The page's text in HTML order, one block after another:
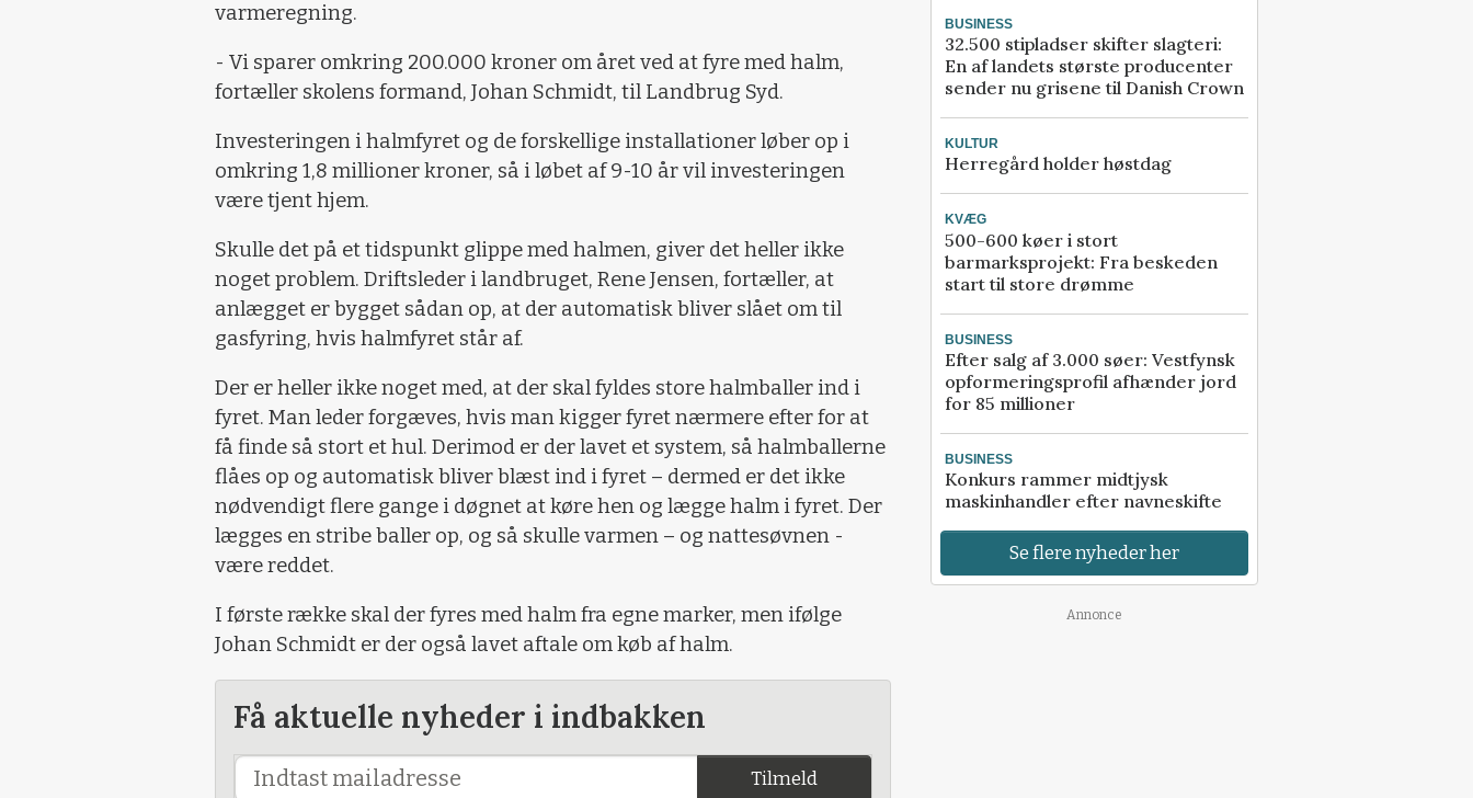
varmeregning.
- Vi sparer omkring 200.000 kroner om året ved at fyre med halm,
fortæller skolens formand, Johan Schmidt, til Landbrug Syd.
Investeringen i halmfyret og de forskellige installationer løber op i
omkring 1,8 millioner kroner, så i løbet af 9-10 år vil investeringen
være tjent hjem.
Skulle det på et tidspunkt glippe med halmen, giver det heller ikke
noget problem. Driftsleder i landbruget, Rene Jensen, fortæller, at
anlægget er bygget sådan op, at der automatisk bliver slået om til
gasfyring, hvis halmfyret står af.
Der er heller ikke noget med, at der skal fyldes store halmballer ind i
fyret. Man leder forgæves, hvis man kigger fyret nærmere efter for at
få finde så stort et hul. Derimod er der lavet et system, så halmballerne
flåes op og automatisk bliver blæst ind i fyret – dermed er det ikke
nødvendigt flere gange i døgnet at køre hen og lægge halm i fyret. Der
lægges en stribe baller op, og så skulle varmen – og nattesøvnen -
være reddet.
I første række skal der fyres med halm fra egne marker, men ifølge
Johan Schmidt er der også lavet aftale om køb af halm.
Få aktuelle nyheder i indbakken
Tilmeld
BUSINESS
32.500 stipladser skifter slagteri:
En af landets største producenter
sender nu grisene til Danish Crown
KULTUR
Herregård holder høstdag
KVÆG
500-600 køer i stort
barmarksprojekt: Fra beskeden
start til store drømme
BUSINESS
Efter salg af 3.000 søer: Vestfynsk
opformeringsprofil afhænder jord
for 85 millioner
BUSINESS
Konkurs rammer midtjysk
maskinhandler efter navneskifte
Se flere nyheder her
Annonce